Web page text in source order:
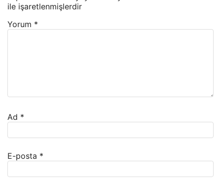
ile işaretlenmişlerdir
Yorum *
Ad *
E-posta *